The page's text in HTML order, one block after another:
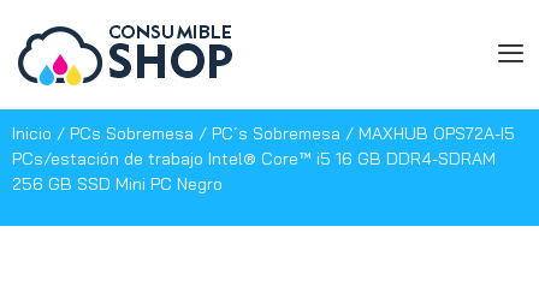
Inicio / PCs Sobremesa / PC´s Sobremesa / MAXHUB OPS72A-I5
PCs/estación de trabajo Intel® Core™ i5 16 GB DDR4-SDRAM
256 GB SSD Mini PC Negro